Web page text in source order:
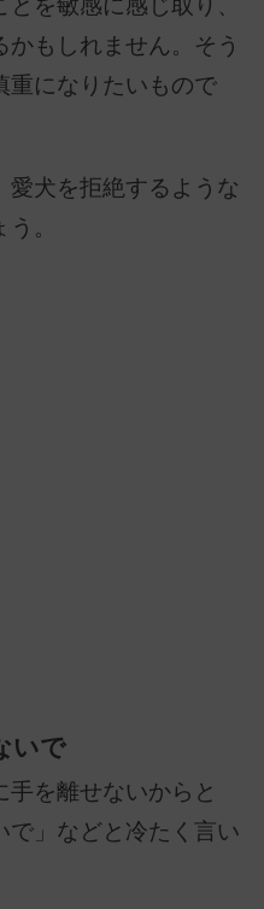
を敏感に感じ取り、
もしれません。そう
重になりたいもので
愛犬を拒絶するような
。
いで
を離せないからと
で」などと冷たく言い